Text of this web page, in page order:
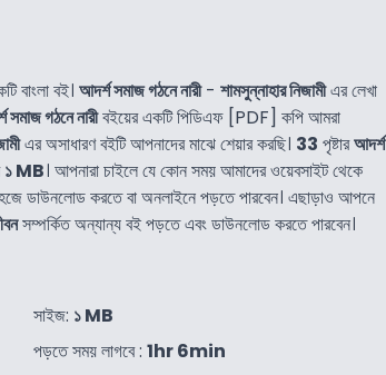
বাংলা বই। আদর্শ সমাজ গঠনে নারী- শামসুন্নাহার নিজামীএর লেখা
সমাজ গঠনে নারীবইয়ের একটি পিডিএফ [PDF] কপি আমরা
এর অসাধারণ বইটি আপনাদের মাঝে শেয়ার করছি। 33 পৃষ্টারআদর্শ
১ MB। আপনারা চাইলে যে কোন সময় আমাদের ওয়েবসাইট থেকে
ডাউনলোড করতে বা অনলাইনে পড়তে পারবেন। এছাড়াও আপনে
সম্পর্কিত অন্যান্য বই পড়তে এবং ডাউনলোড করতে পারবেন।
সাইজ: ১ MB
পড়তে সময় লাগবে : 1hr 6min